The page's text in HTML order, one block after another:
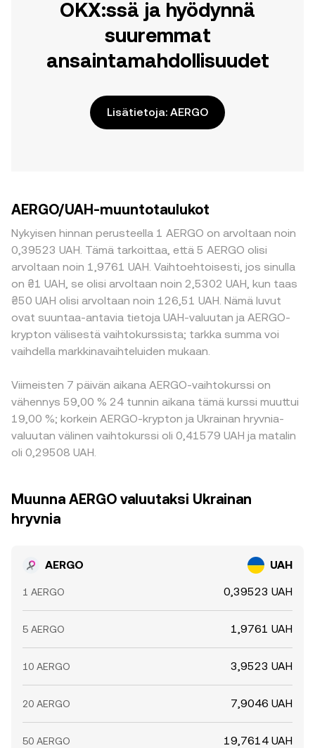
OKX:ssä ja hyödynnä
suuremmat
ansaintamahdollisuudet
Lisätietoja: AERGO
AERGO/UAH-muuntotaulukot
Nykyisen hinnan perusteella 1 AERGO on arvoltaan noin
0,39523 UAH. Tämä tarkoittaa, että 5 AERGO olisi
arvoltaan noin 1,9761 UAH. Vaihtoehtoisesti, jos sinulla
on ₴1 UAH, se olisi arvoltaan noin 2,5302 UAH, kun taas
₴50 UAH olisi arvoltaan noin 126,51 UAH. Nämä luvut
ovat suuntaa-antavia tietoja UAH-valuutan ja AERGO-
krypton välisestä vaihtokurssista; tarkka summa voi
vaihdella markkinavaihteluiden mukaan.
Viimeisten 7 päivän aikana AERGO-vaihtokurssi on
vähennys 59,00 % 24 tunnin aikana tämä kurssi muuttui
19,00 %; korkein AERGO-krypton ja Ukrainan hryvnia-
valuutan välinen vaihtokurssi oli 0,41579 UAH ja matalin
oli 0,29508 UAH.
Muunna AERGO valuutaksi Ukrainan
hryvnia
AERGO UAH
1 AERGO 0,39523 UAH
5 AERGO 1,9761 UAH
10 AERGO 3,9523 UAH
20 AERGO 7,9046 UAH
50 AERGO 19,7614 UAH